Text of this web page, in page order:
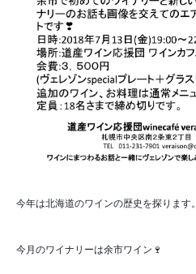
今年は北海道のワインの歴史を探ります。
今月のワイナリーは余市ワイン🍷